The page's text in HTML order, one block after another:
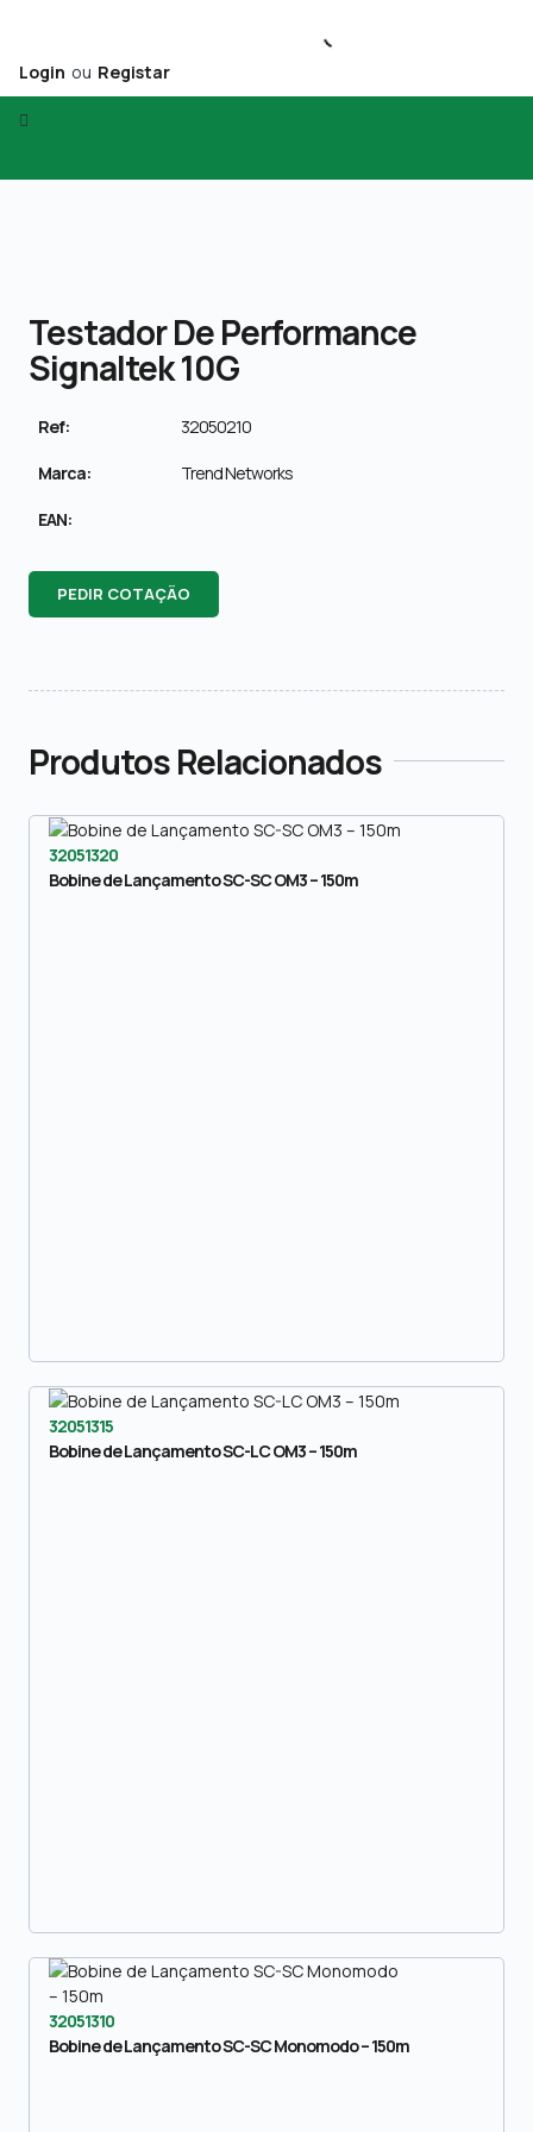
Login ou Registar
Testador De Performance
Signaltek 10G
Ref: 32050210
Marca: Trend Networks
EAN:
PEDIR COTAÇÃO
Produtos Relacionados
32051320
Bobine de Lançamento SC-SC OM3 – 150m
32051315
Bobine de Lançamento SC-LC OM3 – 150m
32051310
Bobine de Lançamento SC-SC Monomodo – 150m